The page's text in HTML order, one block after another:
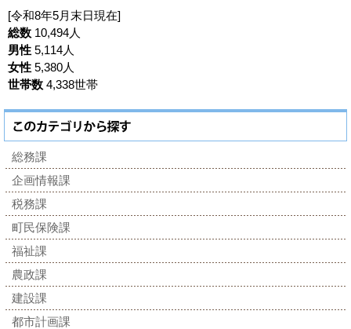
[令和8年5月末日現在]
総数 10,494人
男性 5,114人
女性 5,380人
世帯数 4,338世帯
総務課
企画情報課
税務課
町民保険課
福祉課
農政課
建設課
都市計画課